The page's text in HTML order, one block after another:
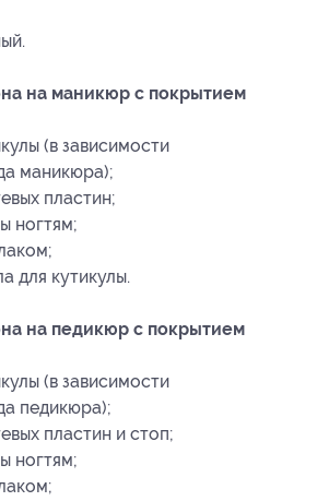
на маникюр с покрытием
(в зависимости
маникюра);
пластин;
ногтям;
для кутикулы.
на педикюр с покрытием
(в зависимости
педикюра);
пластин и стоп;
ногтям;